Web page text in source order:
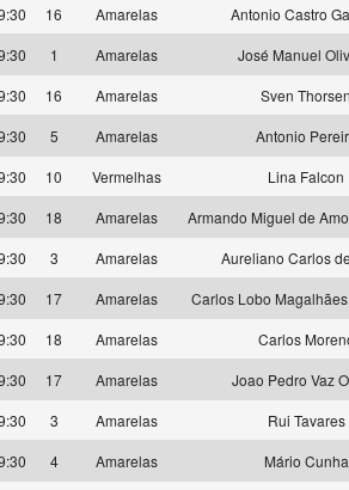
16 Amarelas
Antonio Castro
1 Amarelas
José Manuel
16 Amarelas
Sven
5 Amarelas
Antonio
10 Vermelhas
Lina Falcon
18 Amarelas
Armando Miguel de
3 Amarelas
Aureliano Carlos
17 Amarelas
Carlos Lobo
18 Amarelas
Carlos
17 Amarelas
Joao Pedro Vaz
3 Amarelas
Rui Tavares
4 Amarelas
Mário Cunha